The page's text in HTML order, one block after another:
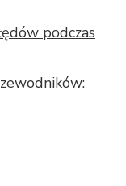
podczas